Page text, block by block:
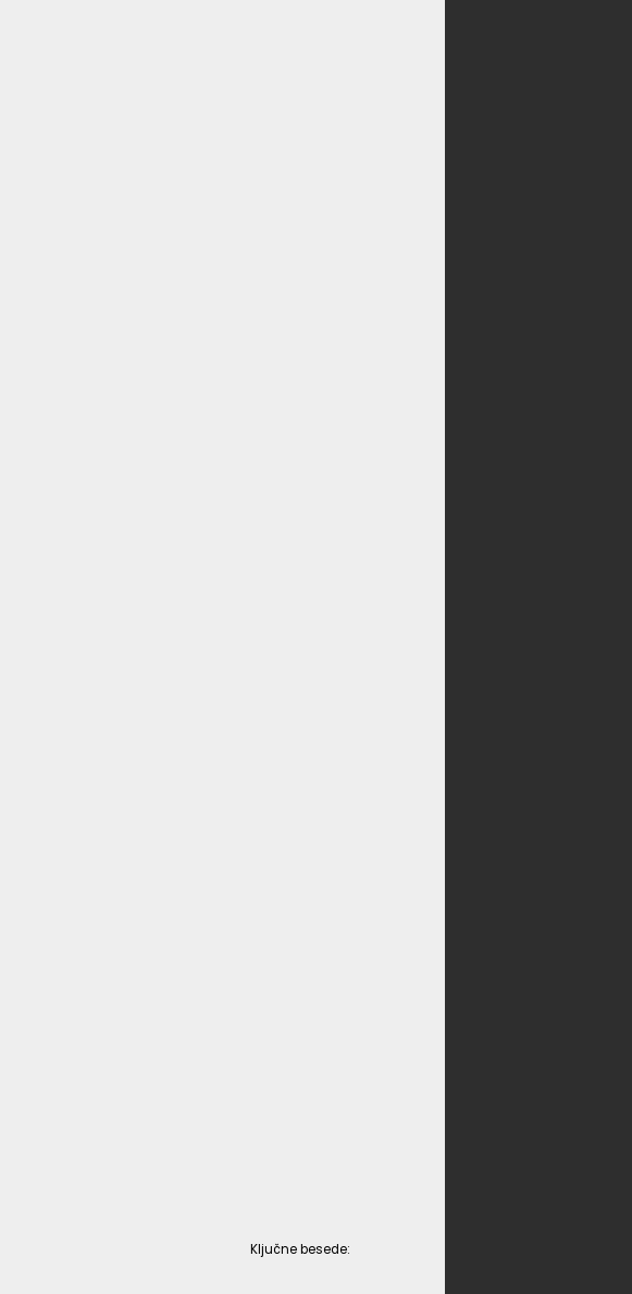
Ključne besede: